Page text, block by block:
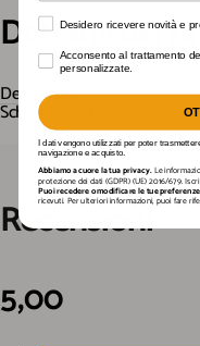
Dettaglidel
Descrizione
Scheda Tecnica
Recensioni
Desidero ricevere novità e
Desidero ricevere novità e
Acconsento al trattamento dei
Acconsento al trattamento
personalizzate.
I dati vengono utilizzati per poter
navigazione e acquisto.
Abbiamo a cuore la tua privacy.Le
protezione dei dati (GDPR) (UE) 2016/679.
Puoi recedere o modificare le tue
ricevuti. Per ulteriori informazioni, puoi fare